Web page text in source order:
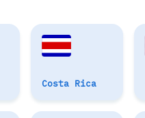
Costa Rica